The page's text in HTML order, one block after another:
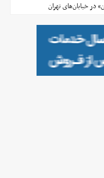
در خیابان‌های تهران